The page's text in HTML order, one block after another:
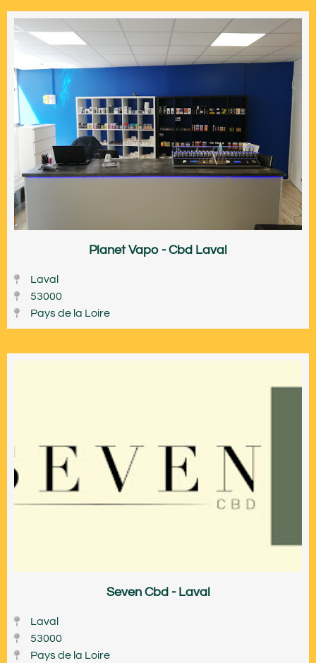
Planet Vapo - Cbd Laval
Laval
53000
Pays de la Loire
Seven Cbd - Laval
Laval
53000
Pays de la Loire